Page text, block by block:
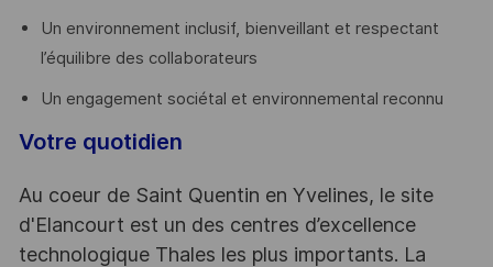
Un environnement inclusif, bienveillant et respectant
l’équilibre des collaborateurs
Un engagement sociétal et environnemental reconnu
Votre quotidien
Au coeur de Saint Quentin en Yvelines, le site
d'Elancourt est un des centres d’excellence
technologique Thales les plus importants. La